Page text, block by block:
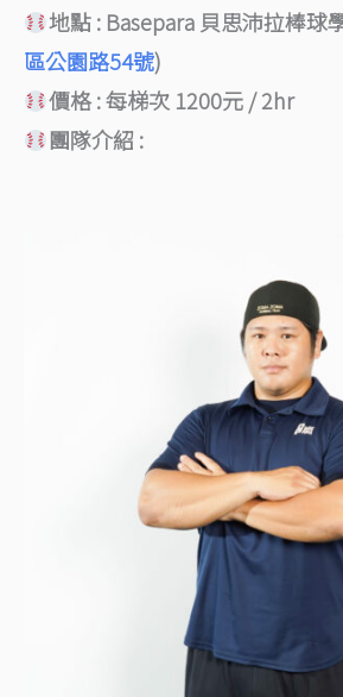
地點 : Basepara 貝思沛拉棒球
區公園路54號)
價格 : 每梯次 1200元 / 2hr
團隊介紹 :